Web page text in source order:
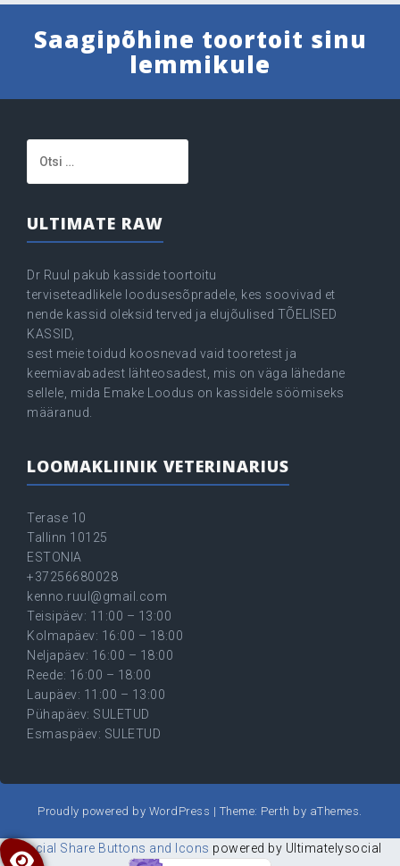
Saagipõhine toortoit sinu
lemmikule
ULTIMATE RAW
Dr Ruul pakub kasside toortoitu
terviseteadlikele loodusesõpradele, kes soovivad et
nende kassid oleksid terved ja elujõulised TÕELISED
KASSID,
sest meie toidud koosnevad vaid tooretest ja
keemiavabadest lähteosadest, mis on väga lähedane
sellele, mida Emake Loodus on kassidele söömiseks
määranud.
LOOMAKLIINIK VETERINARIUS
Terase 10
Tallinn 10125
ESTONIA
+37256680028
kenno.ruul@gmail.com
Teisipäev: 11:00 – 13:00
Kolmapäev: 16:00 – 18:00
Neljapäev: 16:00 – 18:00
Reede: 16:00 – 18:00
Laupäev: 11:00 – 13:00
Pühapäev: SULETUD
Esmaspäev: SULETUD
Proudly powered by WordPress | Theme: Perth by aThemes.
Social Share Buttons and Icons powered by Ultimatelysocial